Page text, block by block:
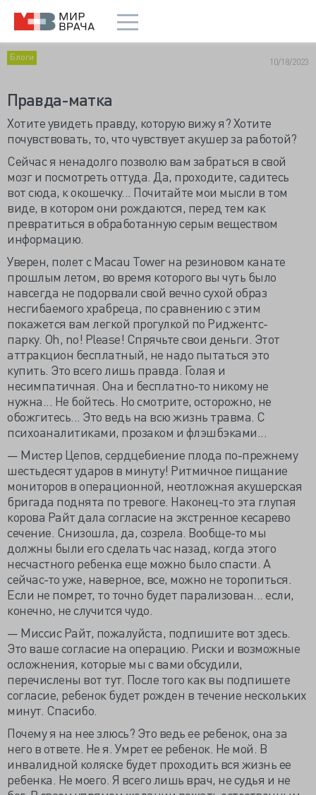
Блоги 10/18/2023
Правда-матка
Хотите увидеть правду, которую вижу я? Хотите
почувствовать, то, что чувствует акушер за работой?
Сейчас я ненадолго позволю вам забраться в свой
мозг и посмотреть оттуда. Да, проходите, садитесь
вот сюда, к окошечку... Почитайте мои мысли в том
виде, в котором они рождаются, перед тем как
превратиться в обработанную серым веществом
информацию.
Уверен, полет c Macau Tower на резиновом канате
прошлым летом, во время которого вы чуть было
навсегда не подорвали свой вечно сухой образ
несгибаемого храбреца, по сравнению с этим
покажется вам легкой прогулкой по Риджентс-
парку. Oh, no! Please! Спрячьте свои деньги. Этот
аттракцион бесплатный, не надо пытаться это
купить. Это всего лишь правда. Голая и
несимпатичная. Она и бесплатно-то никому не
нужна... Не бойтесь. Но смотрите, осторожно, не
обожгитесь... Это ведь на всю жизнь травма. С
психоаналитиками, прозаком и флэшбэками...
— Мистер Цепов, сердцебиение плода по-прежнему
шестьдесят ударов в минуту! Ритмичное пищание
мониторов в операционной, неотложная акушерская
бригада поднята по тревоге. Наконец-то эта глупая
корова Райт дала согласие на экстренное кесарево
сечение. Снизошла, да, созрела. Вообще-то мы
должны были его сделать час назад, когда этого
несчастного ребенка еще можно было спасти. А
сейчас-то уже, наверное, все, можно не торопиться.
Если не помрет, то точно будет парализован... если,
конечно, не случится чудо.
— Миссис Райт, пожалуйста, подпишите вот здесь.
Это ваше согласие на операцию. Риски и возможные
осложнения, которые мы с вами обсудили,
перечислены вот тут. После того как вы подпишете
согласие, ребенок будет рожден в течение нескольких
минут. Спасибо.
Почему я на нее злюсь? Это ведь ее ребенок, она за
него в ответе. Не я. Умрет ее ребенок. Не мой. В
инвалидной коляске будет проходить вся жизнь ее
ребенка. Не моего. Я всего лишь врач, не судья и не